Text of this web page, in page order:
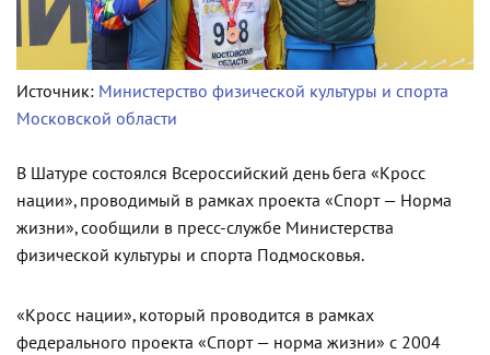
Источник: Министерство физической культуры и спорта
Московской области
В Шатуре состоялся Всероссийский день бега «Кросс
нации», проводимый в рамках проекта «Спорт — Норма
жизни», сообщили в пресс-службе Министерства
физической культуры и спорта Подмосковья.
«Кросс нации», который проводится в рамках
федерального проекта «Спорт — норма жизни» с 2004